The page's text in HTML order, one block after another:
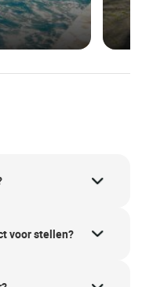
voor stellen?